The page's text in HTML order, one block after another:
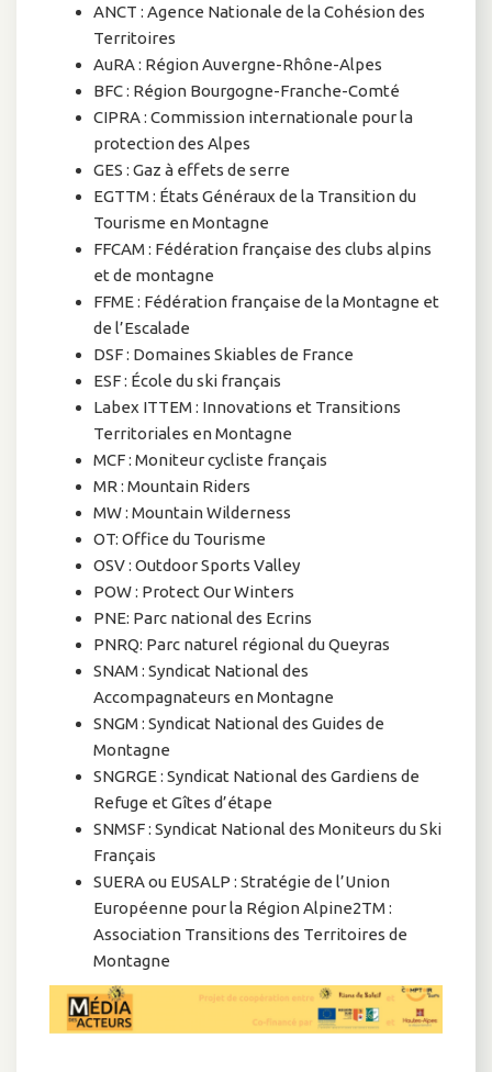
ANCT : Agence Nationale de la Cohésion des
Territoires
AuRA : Région Auvergne-Rhône-Alpes
BFC : Région Bourgogne-Franche-Comté
CIPRA : Commission internationale pour la
protection des Alpes
GES : Gaz à effets de serre
EGTTM : États Généraux de la Transition du
Tourisme en Montagne
FFCAM : Fédération française des clubs alpins
et de montagne
FFME : Fédération française de la Montagne et
de l’Escalade
DSF : Domaines Skiables de France
ESF : École du ski français
Labex ITTEM : Innovations et Transitions
Territoriales en Montagne
MCF : Moniteur cycliste français
MR : Mountain Riders
MW : Mountain Wilderness
OT: Office du Tourisme
OSV : Outdoor Sports Valley
POW : Protect Our Winters
PNE: Parc national des Ecrins
PNRQ: Parc naturel régional du Queyras
SNAM : Syndicat National des
Accompagnateurs en Montagne
SNGM : Syndicat National des Guides de
Montagne
SNGRGE : Syndicat National des Gardiens de
Refuge et Gîtes d’étape
SNMSF : Syndicat National des Moniteurs du Ski
Français
SUERA ou EUSALP : Stratégie de l’Union
Européenne pour la Région Alpine2TM :
Association Transitions des Territoires de
Montagne